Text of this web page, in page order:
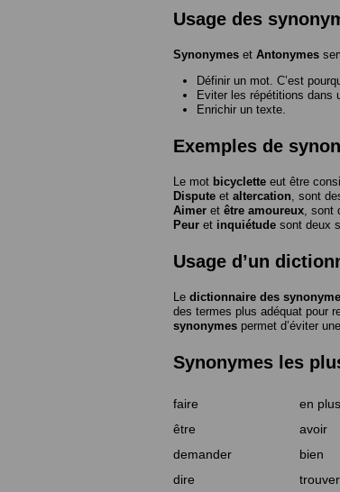
Usage des
Synonymes et Antonymes
Définir un mot. C’est
Eviter les répétitions dans
Enrichir un texte.
Exemples de
Le mot bicyclette eut être
Dispute et altercation , sont
Aimer et être amoureux ,
Peur et inquiétude sont deux
Usage d’un
Le dictionnaire des
des termes plus adéquat pour
synonymes permet d’éviter
Synonymes les
faire en plus
être
avoir
demander
bien
dire
trouver